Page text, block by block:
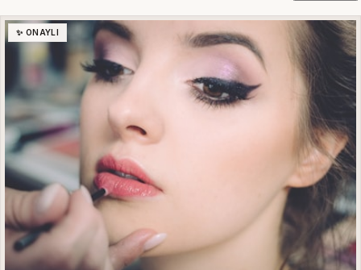
✨ ONAYLI